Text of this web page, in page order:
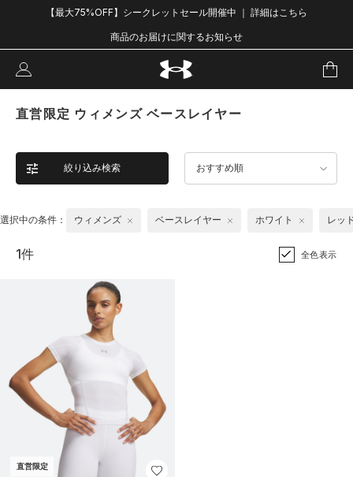
【最大75%OFF】シークレットセール開催中 ｜ 詳細はこちら
商品のお届けに関するお知らせ
直営限定 ウィメンズ ベースレイヤー
絞り込み検索 おすすめ順
選択中の条件： ウィメンズ ベースレイヤー ホワイト レッ
1件 全色表示
直営限定